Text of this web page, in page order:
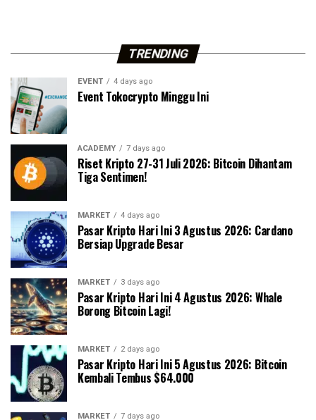
TRENDING
EVENT 4 days ago
Event Tokocrypto Minggu Ini
ACADEMY 7 days ago
Riset Kripto 27-31 Juli 2026: Bitcoin Dihantam
Tiga Sentimen!
MARKET 4 days ago
Pasar Kripto Hari Ini 3 Agustus 2026: Cardano
Bersiap Upgrade Besar
MARKET 3 days ago
Pasar Kripto Hari Ini 4 Agustus 2026: Whale
Borong Bitcoin Lagi!
MARKET 2 days ago
Pasar Kripto Hari Ini 5 Agustus 2026: Bitcoin
Kembali Tembus $64.000
MARKET 7 days ago